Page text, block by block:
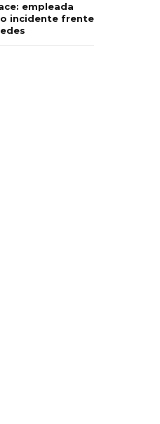
empleada
incidente frente